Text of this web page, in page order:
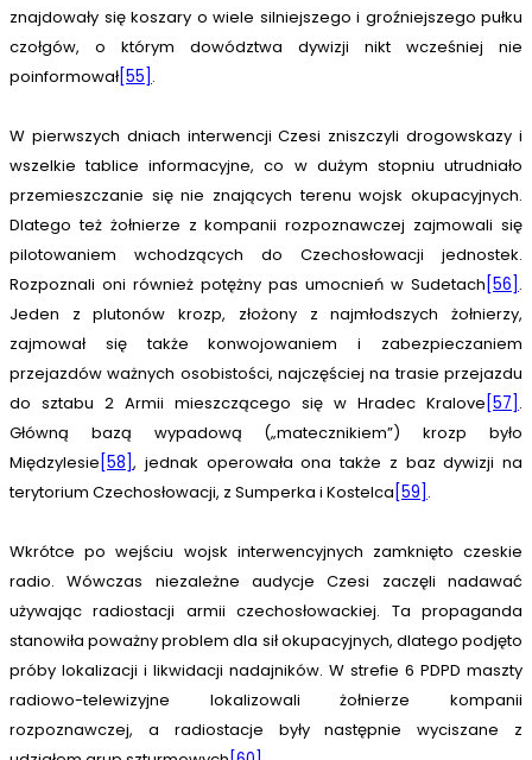
znajdowały się koszary o wiele silniejszego i groźniejszego pułku
czołgów, o którym dowództwa dywizji nikt wcześniej nie
poinformował[55] .
W pierwszych dniach interwencji Czesi zniszczyli drogowskazy i
wszelkie tablice informacyjne, co w dużym stopniu utrudniało
przemieszczanie się nie znających terenu wojsk okupacyjnych.
Dlatego też żołnierze z kompanii rozpoznawczej zajmowali się
pilotowaniem wchodzących do Czechosłowacji jednostek.
Rozpoznali oni również potężny pas umocnień w Sudetach [56] .
Jeden z plutonów krozp, złożony z najmłodszych żołnierzy,
zajmował się także konwojowaniem i zabezpieczaniem
przejazdów ważnych osobistości, najczęściej na trasie przejazdu
do sztabu 2 Armii mieszczącego się w Hradec Kralove [57] .
Główną bazą wypadową („matecznikiem”) krozp było
Międzylesie [58], jednak operowała ona także z baz dywizji na
terytorium Czechosłowacji, z Sumperka i Kostelca [59] .
Wkrótce po wejściu wojsk interwencyjnych zamknięto czeskie
radio. Wówczas niezależne audycje Czesi zaczęli nadawać
używając radiostacji armii czechosłowackiej. Ta propaganda
stanowiła poważny problem dla sił okupacyjnych, dlatego podjęto
próby lokalizacji i likwidacji nadajników. W strefie 6 PDPD maszty
radiowo-telewizyjne lokalizowali żołnierze kompanii
rozpoznawczej, a radiostacje były następnie wyciszane z